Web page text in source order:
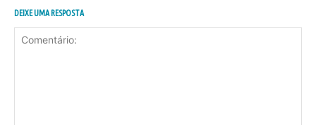
DEIXE UMA RESPOSTA